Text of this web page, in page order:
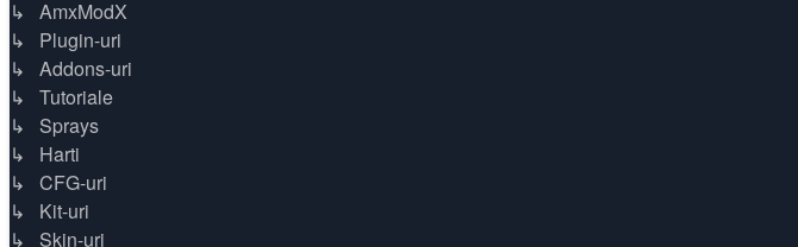
↳ AmxModX
↳ Plugin-uri
↳ Addons-uri
↳ Tutoriale
↳ Sprays
↳ Harti
↳ CFG-uri
↳ Kit-uri
↳ Skin-uri